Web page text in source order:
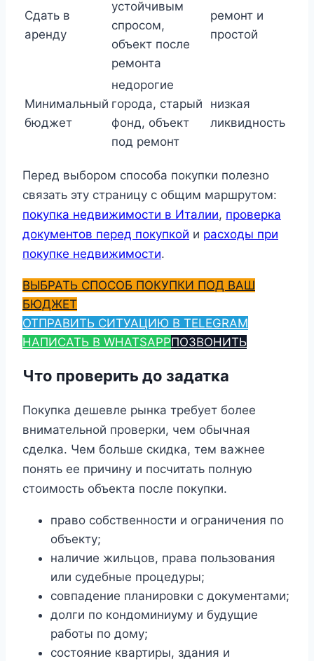
Сдать в
аренду
устойчивым
спросом,
объект после
ремонта
ремонт и
простой
Минимальный
бюджет
недорогие
города, старый
фонд, объект
под ремонт
низкая
ликвидность
Перед выбором способа покупки полезно
связать эту страницу с общим маршрутом:
покупка недвижимости в Италии, проверка
документов перед покупкой и расходы при
покупке недвижимости.
ВЫБРАТЬ СПОСОБ ПОКУПКИ ПОД ВАШ
БЮДЖЕТ
ОТПРАВИТЬ СИТУАЦИЮ В TELEGRAM
НАПИСАТЬ В WHATSAPPПОЗВОНИТЬ
Что проверить до задатка
Покупка дешевле рынка требует более
внимательной проверки, чем обычная
сделка. Чем больше скидка, тем важнее
понять ее причину и посчитать полную
стоимость объекта после покупки.
право собственности и ограничения по
объекту;
наличие жильцов, права пользования
или судебные процедуры;
совпадение планировки с документами;
долги по кондоминиуму и будущие
работы по дому;
состояние квартиры, здания и